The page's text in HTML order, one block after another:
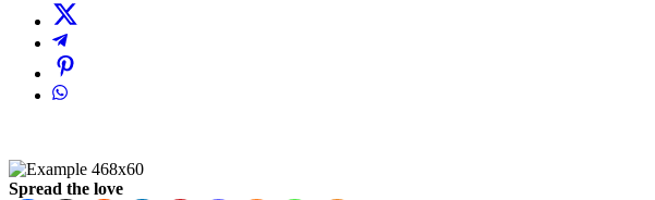
Spread the love